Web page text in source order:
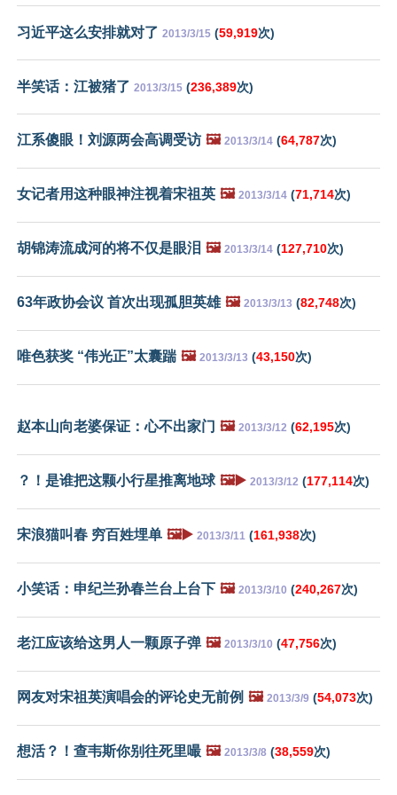
习近平这么安排就对了 2013/3/15 (59,919次)
半笑话：江被猪了 2013/3/15 (236,389次)
江系傻眼！刘源两会高调受访 🖼️ 2013/3/14 (64,787次)
女记者用这种眼神注视着宋祖英 🖼️ 2013/3/14 (71,714次)
胡锦涛流成河的将不仅是眼泪 🖼️ 2013/3/14 (127,710次)
63年政协会议 首次出现孤胆英雄 🖼️ 2013/3/13 (82,748次)
唯色获奖 “伟光正”太囊踹 🖼️ 2013/3/13 (43,150次)
赵本山向老婆保证：心不出家门 🖼️ 2013/3/12 (62,195次)
？！是谁把这颗小行星推离地球 🖼️▶️ 2013/3/12 (177,114次)
宋浪猫叫春 穷百姓埋单 🖼️▶️ 2013/3/11 (161,938次)
小笑话：申纪兰孙春兰台上台下 🖼️ 2013/3/10 (240,267次)
老江应该给这男人一颗原子弹 🖼️ 2013/3/10 (47,756次)
网友对宋祖英演唱会的评论史无前例 🖼️ 2013/3/9 (54,073次)
想活？！查韦斯你别往死里嘬 🖼️ 2013/3/8 (38,559次)